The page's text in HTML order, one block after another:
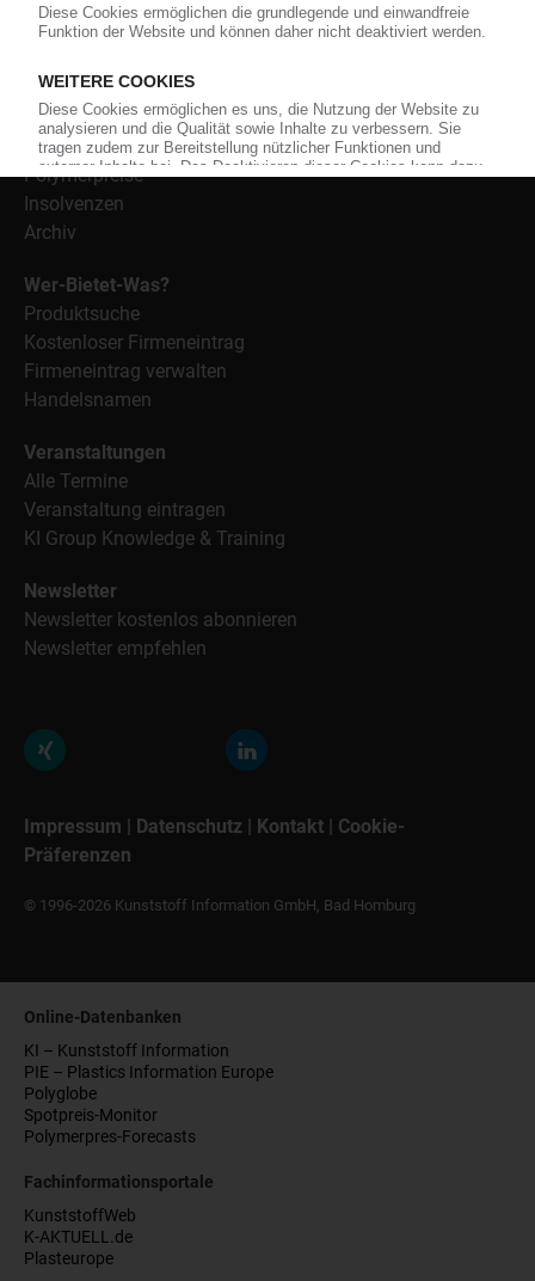
Alle Nachrichten
Branche
Technologie
Polymerpreise
Insolvenzen
Archiv
Wer-Bietet-Was?
Produktsuche
Kostenloser Firmeneintrag
Firmeneintrag verwalten
Handelsnamen
Veranstaltungen
Alle Termine
Veranstaltung eintragen
KI Group Knowledge & Training
Newsletter
Newsletter kostenlos abonnieren
Newsletter empfehlen
Impressum | Datenschutz | Kontakt | Cookie-
Präferenzen
© 1996-2026 Kunststoff Information GmbH, Bad Homburg
Online-Datenbanken
KI – Kunststoff Information
PIE – Plastics Information Europe
Polyglobe
Spotpreis-Monitor
Polymerpres-Forecasts
Fachinformationsportale
KunststoffWeb
K-AKTUELL.de
Plasteurope